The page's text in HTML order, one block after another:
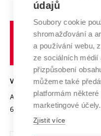
E-přihláška
Systém zajišťování kvality
Výzkumné infrastruktury
Transfer znalostí
Open Science
Projekty
Projekty ze strukturálních
Specifický výzkum
Zahraniční spolupráce
Spolupráce se školami
Služby univerzity
Mezinárodní dohody
Univerzitní sítě
Profil univerzity
Udržitelná univerzita
Podnikavá univerzita /
Bezpečná univerzita
Vyznamenání
Organizační struktura
VYSOKÉ UČENÍ
Antonínská 548/1
602 00 Brno
údajů
Soubory cookie
shromažďování a
a používání webu,
ze sociálních médií
přizpůsobení
můžeme také
platformám
marketingové účely.
Zjistit více